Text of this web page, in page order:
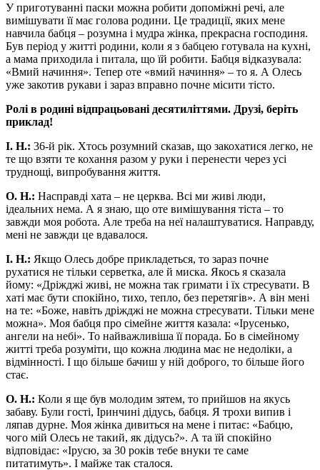
У приготуванні паски можна робити допоміжні речі, але
вимішувати її має голова родини. Це традиції, яких мене
навчила бабця – розумна і мудра жінка, прекрасна господиня.
Був період у житті родини, коли я з бабцею готувала на кухні,
а мама приходила і питала, що їй робити. Бабця відказувала:
«Вмий начиння». Тепер оте «вмий начиння» – то я. А Олесь
уже закотив рукави і зараз вправно почне місити тісто.
Ролі в родині відпрацьовані десятиліттями. Друзі, беріть
приклад!
І. Н.: 36-й рік. Хтось розумний сказав, що закохатися легко, не
те що взяти те кохання разом у руки і перенести через усі
труднощі, випробування життя.
О. Н.: Насправді хата – не церква. Всі ми живі люди,
ідеальних нема. А я знаю, що оте вимішування тіста – то
завжди моя робота. Але треба на неї налаштуватися. Направду,
мені не завжди це вдавалося.
І. Н.: Якщо Олесь добре прикладеться, то зараз почне
рухатися не тільки серветка, але й миска. Якось я сказала
йому: «Дріжджі живі, не можна так гримати і їх стресувати. В
хаті має бути спокійно, тихо, тепло, без перетягів». А він мені
на те: «Боже, навіть дріжджі не можна стресувати. Тільки мене
можна». Моя бабця про сімейне життя казала: «Ірусенько,
ангели на небі». То найважливіша її порада. Бо в сімейному
житті треба розуміти, що кожна людина має не недоліки, а
відмінності. І що більше бачиш у ній доброго, то більше його
стає.
О. Н.: Коли я ще був молодим зятем, то прийшов на якусь
забаву. Були гості, Іринчині дідусь, бабця. Я трохи випив і
ляпав дурне. Моя жінка дивиться на мене і питає: «Бабцю,
чого мій Олесь не такий, як дідусь?». А та їй спокійно
відповідає: «Ірусю, за 30 років тебе внуки те саме
питатимуть». І майже так сталося.